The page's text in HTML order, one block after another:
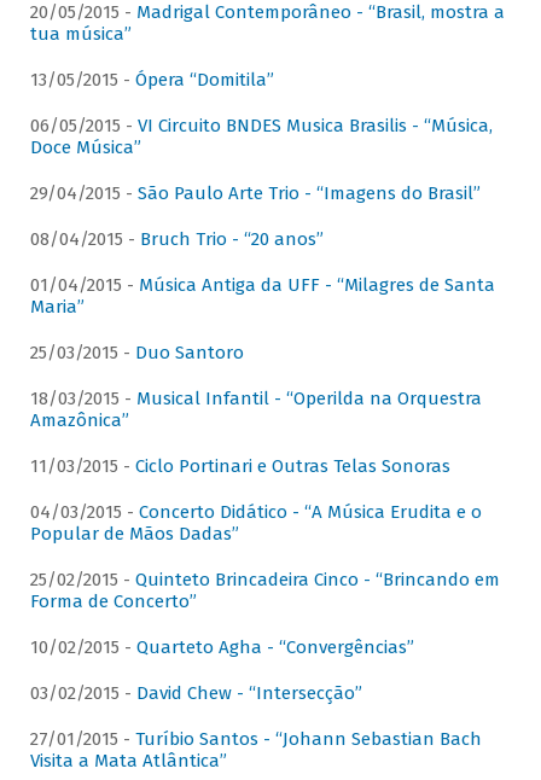
20/05/2015 - Madrigal Contemporâneo - “Brasil, mostra a
tua música”
13/05/2015 - Ópera “Domitila”
06/05/2015 - VI Circuito BNDES Musica Brasilis - “Música,
Doce Música”
29/04/2015 - São Paulo Arte Trio - “Imagens do Brasil”
08/04/2015 - Bruch Trio - “20 anos”
01/04/2015 - Música Antiga da UFF - “Milagres de Santa
Maria”
25/03/2015 - Duo Santoro
18/03/2015 - Musical Infantil - “Operilda na Orquestra
Amazônica”
11/03/2015 - Ciclo Portinari e Outras Telas Sonoras
04/03/2015 - Concerto Didático - “A Música Erudita e o
Popular de Mãos Dadas”
25/02/2015 - Quinteto Brincadeira Cinco - “Brincando em
Forma de Concerto”
10/02/2015 - Quarteto Agha - “Convergências”
03/02/2015 - David Chew - “Intersecção”
27/01/2015 - Turíbio Santos - “Johann Sebastian Bach
Visita a Mata Atlântica”